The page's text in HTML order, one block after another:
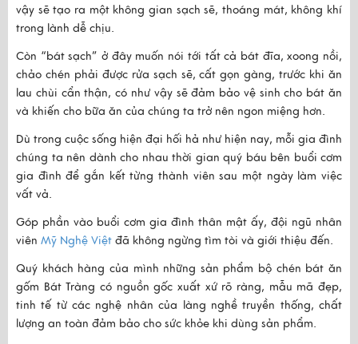
vậy sẽ tạo ra một không gian sạch sẽ, thoáng mát, không khí
trong lành dễ chịu.
Còn “bát sạch” ở đây muốn nói tới tất cả bát đĩa, xoong nồi,
chảo chén phải được rửa sạch sẽ, cất gọn gàng, trước khi ăn
lau chùi cẩn thận, có như vậy sẽ đảm bảo vệ sinh cho bát ăn
và khiến cho bữa ăn của chúng ta trở nên ngon miệng hơn.
Dù trong cuộc sống hiện đại hối hả như hiện nay, mỗi gia đình
chúng ta nên dành cho nhau thời gian quý báu bên buổi cơm
gia đình để gắn kết từng thành viên sau một ngày làm việc
vất vả.
Góp phần vào buổi cơm gia đình thân mật ấy, đội ngũ nhân
viên Mỹ Nghệ Việt đã không ngừng tìm tòi và giới thiệu đến.
Quý khách hàng của mình những sản phẩm bộ chén bát ăn
gốm Bát Tràng có nguồn gốc xuất xứ rõ ràng, mẫu mã đẹp,
tinh tế từ các nghệ nhân của làng nghề truyền thống, chất
lượng an toàn đảm bảo cho sức khỏe khi dùng sản phẩm.